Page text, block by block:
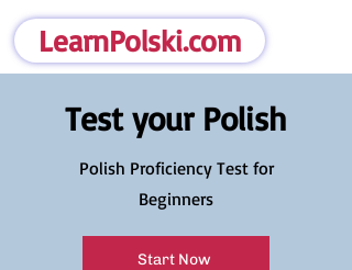
LearnPolski.com
Test your Polish
Polish Proficiency Test for
Beginners
Start Now